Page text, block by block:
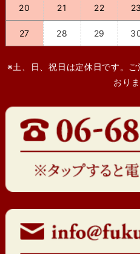
20 21 22 23
27 28 29
※土、日、祝日は定休日です。
おりま